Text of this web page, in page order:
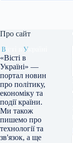
Про сайт
«Вісті в
Україні» —
портал новин
про політику,
економіку та
події країни.
Ми також
пишемо про
технології та
зв'язок, а ще